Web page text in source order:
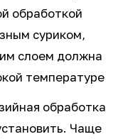
обработкой
суриком,
слоем должна
температуре
обработка
Чаще